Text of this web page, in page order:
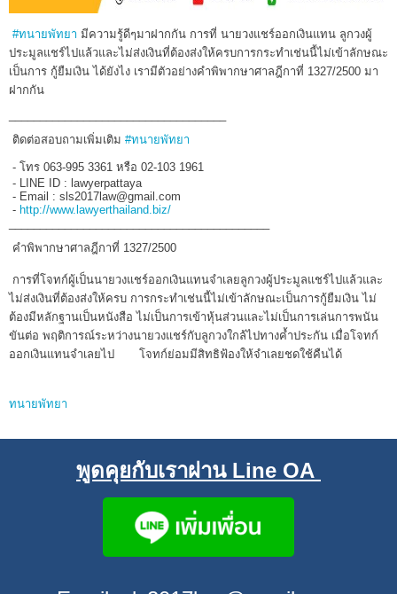
#ทนายพัทยา มีความรู้ดีๆมาฝากกัน การที่ นายวงแชร์ออกเงินแทน ลูกวงผู้
ประมูลแชร์ไปแล้วและไม่ส่งเงินที่ต้องส่งให้ครบการกระทำเช่นนี้ไม่เข้าลักษณะ
เป็นการ กู้ยืมเงิน ได้ยังไง เรามีตัวอย่างคำพิพากษาศาลฎีกาที่ 1327/2500 มา
ฝากกัน
ติดต่อสอบถามเพิ่มเติม #ทนายพัทยา
- โทร 063-995 3361 หรือ 02-103 1961
- LINE ID : lawyerpattaya
- Email : sls2017law@gmail.com
- http://www.lawyerthailand.biz/
คำพิพากษาศาลฎีกาที่ 1327/2500
การที่โจทก์ผู้เป็นนายวงแชร์ออกเงินแทนจำเลยลูกวงผู้ประมูลแชร์ไปแล้วและ
ไม่ส่งเงินที่ต้องส่งให้ครบ การกระทำเช่นนี้ไม่เข้าลักษณะเป็นการกู้ยืมเงิน ไม่
ต้องมีหลักฐานเป็นหนังสือ ไม่เป็นการเข้าหุ้นส่วนและไม่เป็นการเล่นการพนัน
ขันต่อ พฤติการณ์ระหว่างนายวงแชร์กับลูกวงใกล้ไปทางค้ำประกัน เมื่อโจทก์
ออกเงินแทนจำเลยไป โจทก์ย่อมมีสิทธิฟ้องให้จำเลยชดใช้คืนได้
ทนายพัทยา
พูดคุยกับเราผ่าน Line OA